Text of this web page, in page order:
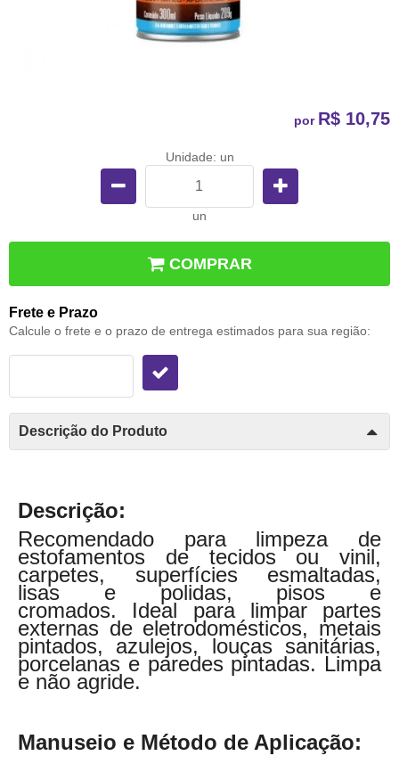
por R$ 10,75
Unidade: un
un
COMPRAR
Frete e Prazo
Calcule o frete e o prazo de entrega estimados para sua região:
Descrição do Produto
Descrição:
Recomendado para limpeza de
estofamentos de tecidos ou vinil,
carpetes, superfícies esmaltadas,
lisas e polidas, pisos e
cromados. Ideal para limpar partes
externas de eletrodomésticos, metais
pintados, azulejos, louças sanitárias,
porcelanas e paredes pintadas. Limpa
e não agride.
Manuseio e Método de Aplicação: